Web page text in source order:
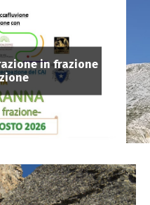
in frazione